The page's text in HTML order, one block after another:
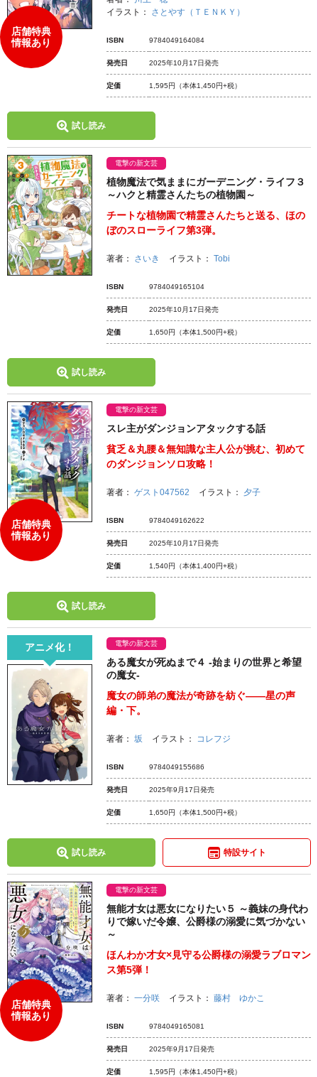
店舗特典
情報あり
イラスト： さとやす（ＴＥＮＫＹ）
ISBN 9784049164084
発売日 2025年10月17日発売
定価 1,595円 （本体1,450円+税）
試し読み
電撃の新文芸
植物魔法で気ままにガーデニング・ライフ３
～ハクと精霊さんたちの植物園～
チートな植物園で精霊さんたちと送る、ほの
ぼのスローライフ第3弾。
著者： さいき イラスト： Tobi
ISBN 9784049165104
発売日 2025年10月17日発売
定価 1,650円 （本体1,500円+税）
試し読み
店舗特典
情報あり
電撃の新文芸
スレ主がダンジョンアタックする話
貧乏＆丸腰＆無知識な主人公が挑む、初めて
のダンジョンソロ攻略！
著者： ゲスト047562 イラスト： 夕子
ISBN 9784049162622
発売日 2025年10月17日発売
定価 1,540円 （本体1,400円+税）
試し読み
アニメ化！ 電撃の新文芸
ある魔女が死ぬまで４ -始まりの世界と希望
の魔女-
魔女の師弟の魔法が奇跡を紡ぐ――星の声
編・下。
著者： 坂 イラスト： コレフジ
ISBN 9784049155686
発売日 2025年9月17日発売
定価 1,650円 （本体1,500円+税）
試し読み 特設サイト
店舗特典
情報あり
電撃の新文芸
無能才女は悪女になりたい５ ～義妹の身代わ
りで嫁いだ令嬢、公爵様の溺愛に気づかない
～
ほんわか才女×見守る公爵様の溺愛ラブロマン
ス第5弾！
著者： 一分咲 イラスト： 藤村 ゆかこ
ISBN 9784049165081
発売日 2025年9月17日発売
定価 1,595円 （本体1,450円+税）